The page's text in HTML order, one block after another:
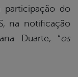
participação do
na notificação
Duarte, “os